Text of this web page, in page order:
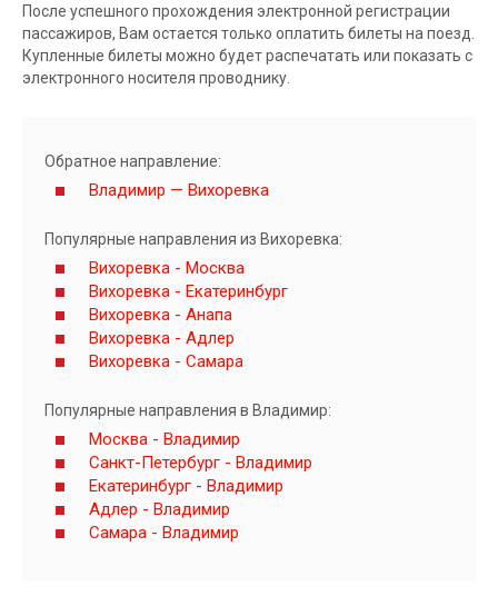
После успешного прохождения электронной регистрации
пассажиров, Вам остается только оплатить билеты на поезд.
Купленные билеты можно будет распечатать или показать с
электронного носителя проводнику.
Обратное направление:
Владимир — Вихоревка
Популярные направления из Вихоревка:
Вихоревка - Москва
Вихоревка - Екатеринбург
Вихоревка - Анапа
Вихоревка - Адлер
Вихоревка - Самара
Популярные направления в Владимир:
Москва - Владимир
Санкт-Петербург - Владимир
Екатеринбург - Владимир
Адлер - Владимир
Самара - Владимир